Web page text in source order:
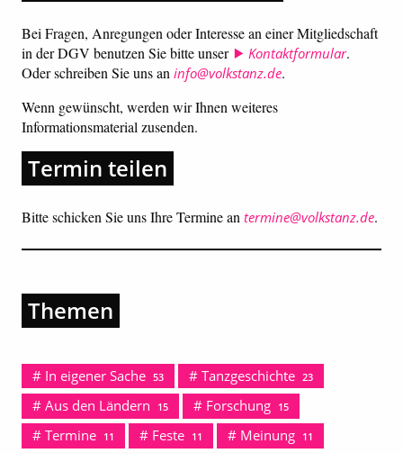
Bei Fragen, Anregungen oder Interesse an einer Mitgliedschaft
in der DGV benutzen Sie bitte unser
Kontaktformular.
Oder schreiben Sie uns an info@volkstanz.de.
Wenn gewünscht, werden wir Ihnen weiteres
Informationsmaterial zusenden.
Termin teilen
Bitte schicken Sie uns Ihre Termine an termine@volkstanz.de.
Themen
In eigener Sache 53 Tanzgeschichte 23
Aus den Ländern 15 Forschung 15
Termine 11 Feste 11 Meinung 11